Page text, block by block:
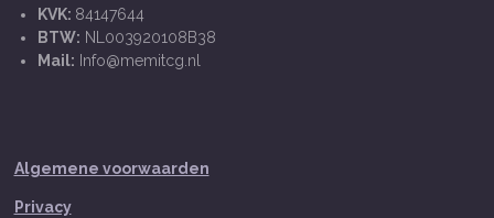
KVK: 84147644
BTW: NL003920108B38
Mail: Info@memitcg.nl
Algemene voorwaarden
Privacy